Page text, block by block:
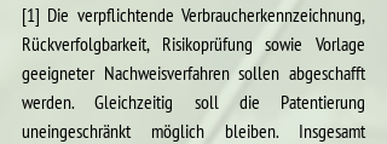
[1] Die verpflichtende Verbraucherkennzeichnung,
Rückverfolgbarkeit, Risikoprüfung sowie Vorlage
geeigneter Nachweisverfahren sollen abgeschafft
werden. Gleichzeitig soll die Patentierung
uneingeschränkt möglich bleiben. Insgesamt